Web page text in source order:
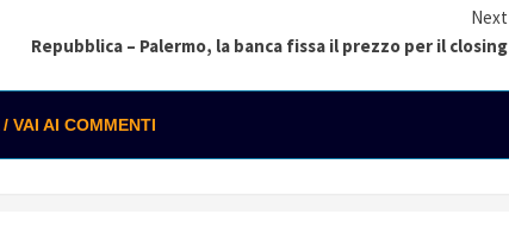
Next
Repubblica – Palermo, la banca fissa il prezzo per il closing
VAI AI COMMENTI